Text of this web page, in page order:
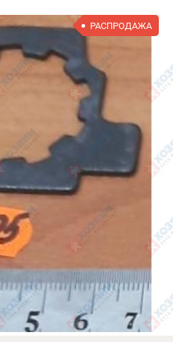
РАСПРОДАЖА